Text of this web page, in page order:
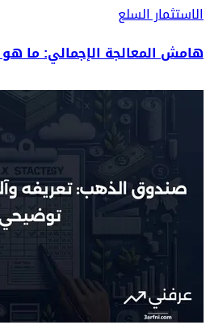
الاستثمارالسلع
هامش المعالجة الإجمالي: ما